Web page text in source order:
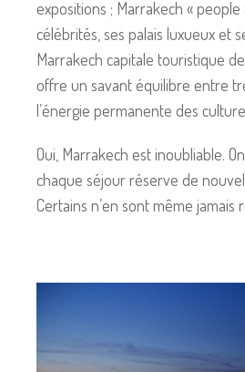
expositions ; Marrakech « people
célébrités, ses palais luxueux et
Marrakech capitale touristique
offre un savant équilibre entre
l’énergie permanente des
Oui, Marrakech est inoubliable.
chaque séjour réserve de
Certains n’en sont même jamais